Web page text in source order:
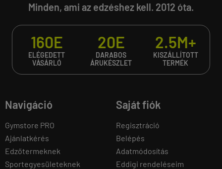
Minden, ami az edzéshez kell. 2012 óta.
160E
ELÉGEDETT
VÁSÁRLÓ
20E
DARABOS
ÁRUKÉSZLET
2.5M+
KISZÁLLÍTOTT
TERMÉK
Navigáció
Gymstore PRO
Ajánlatkérés
Edzőtermeknek
Sportegyesületeknek
Saját fiók
Regisztráció
Belépés
Adatmódosítás
Eddigi rendeléseim